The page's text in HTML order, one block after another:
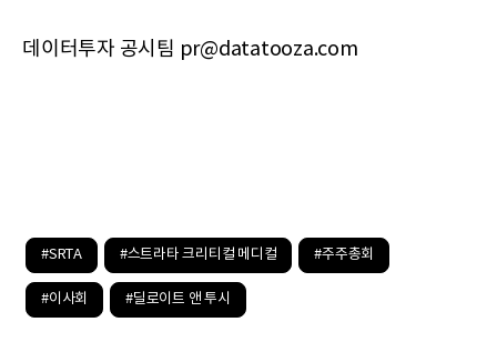
데이터투자 공시팀 pr@datatooza.com
#SRTA #스트라타 크리티컬 메디컬 #주주총회
#이사회 #딜로이트 앤 투시